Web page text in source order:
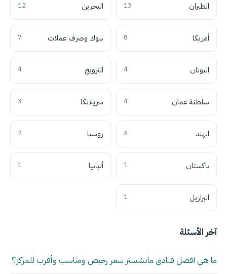
الطيران 13 البحرين 12
أمريكا 8 بنوك وصرف عملات 7
اليونان 4 النرويج 4
سلطنة عمان 4 سريلانكا 3
الهند 3 روسيا 2
باكستان 1 ألبانيا 1
البرازيل 1
آخر الأسئلة
ما هي افضل فنادق مانشستر سعر رخيص ومناسب وأقرب للمركز؟